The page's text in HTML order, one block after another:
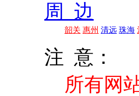
周 边
韶关 惠州 清远 珠海
注 意：
所有网